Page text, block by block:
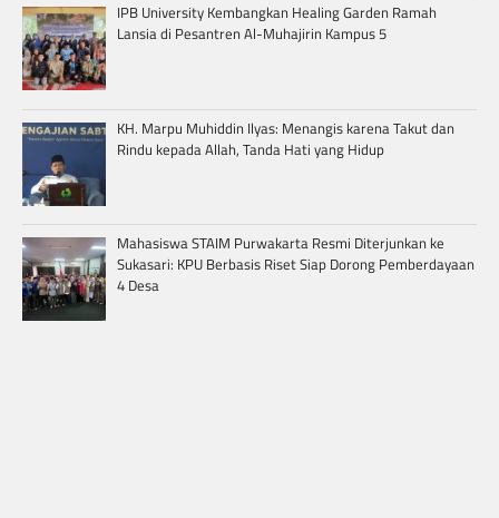
IPB University Kembangkan Healing Garden Ramah
Lansia di Pesantren Al-Muhajirin Kampus 5
KH. Marpu Muhiddin Ilyas: Menangis karena Takut dan
Rindu kepada Allah, Tanda Hati yang Hidup
Mahasiswa STAIM Purwakarta Resmi Diterjunkan ke
Sukasari: KPU Berbasis Riset Siap Dorong Pemberdayaan
4 Desa